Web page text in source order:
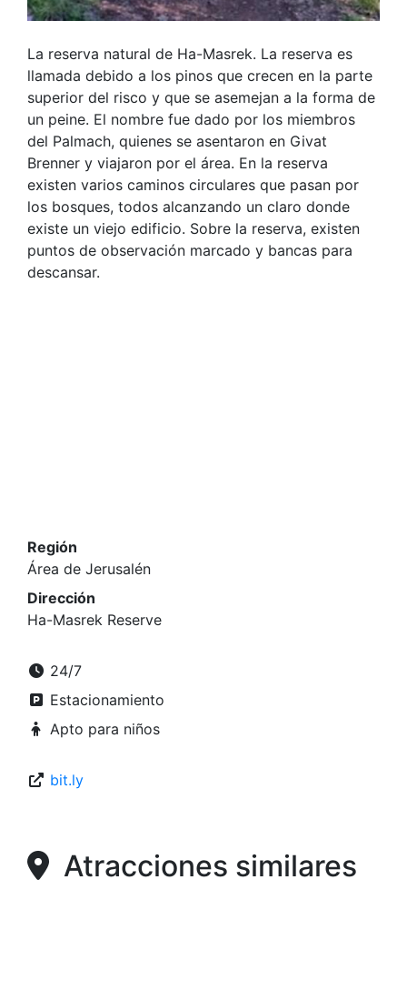
La reserva natural de Ha-Masrek. La reserva es
llamada debido a los pinos que crecen en la parte
superior del risco y que se asemejan a la forma de
un peine. El nombre fue dado por los miembros
del Palmach, quienes se asentaron en Givat
Brenner y viajaron por el área. En la reserva
existen varios caminos circulares que pasan por
los bosques, todos alcanzando un claro donde
existe un viejo edificio. Sobre la reserva, existen
puntos de observación marcado y bancas para
descansar.
Región
Área de Jerusalén
Dirección
Ha-Masrek Reserve
24/7
Estacionamiento
Apto para niños
bit.ly
Atracciones similares